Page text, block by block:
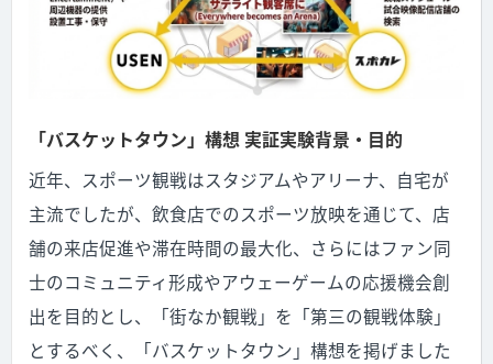
「バスケットタウン」構想 実証実験背景・目的
近年、スポーツ観戦はスタジアムやアリーナ、自宅が
主流でしたが、飲食店でのスポーツ放映を通じて、店
舗の来店促進や滞在時間の最大化、さらにはファン同
士のコミュニティ形成やアウェーゲームの応援機会創
出を目的とし、「街なか観戦」を「第三の観戦体験」
とするべく、「バスケットタウン」構想を掲げました